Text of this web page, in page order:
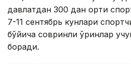
давлатдан 300 дан ортиқ
7-11 сентябрь кунлари
бўйича совринли ўринлар
боради.